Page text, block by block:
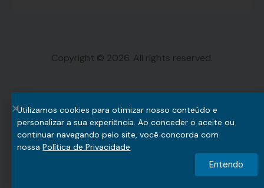
Copyright © 2026. All rights reserved.
Utilizamos cookies para otimizar nosso conteúdo e
personalizar a sua experiência. Ao conceder o aceite ou
continuar navegando pelo site, você concorda com
nossaPolítica de Privacidade
Entendo